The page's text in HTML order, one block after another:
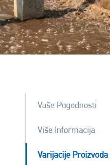
Vaše Pogodnosti
Više Informacija
Varijacije Proizvoda